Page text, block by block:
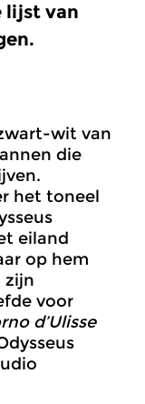
lijst van
wit van
die
het toneel
eiland
op hem
zijn
voor
d’Ulisse